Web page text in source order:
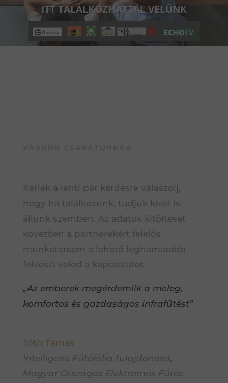
ITT TALÁLKOZHATTÁL VELÜNK
Kérlek a lenti pár kérdésre válaszolj,
hogy ha találkozunk, tudjuk kivel is
állunk szemben. Az adatok kitöltését
követően a partnerekért felelős
munkatársam a lehető leghamarabb
felveszi veled a kapcsolatot.
„Az emberek megérdemlik a meleg,
komfortos és gazdaságos infrafűtést”
Tóth Tamás
Intelligens Fűtőfólia tulajdonosa,
Magyar Országos Elektromos Fűtés